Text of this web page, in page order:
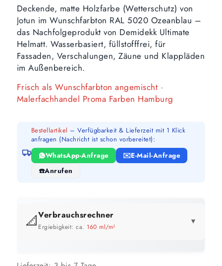
Deckende, matte Holzfarbe (Wetterschutz) von
Jotun im Wunschfarbton RAL 5020 Ozeanblau –
das Nachfolgeprodukt von Demidekk Ultimate
Helmatt. Wasserbasiert, füllstofffrei, für
Fassaden, Verschalungen, Zäune und Klappläden
im Außenbereich.
Frisch als Wunschfarbton angemischt ·
Malerfachhandel Proma Farben Hamburg
Bestellartikel – Verfügbarkeit & Lieferzeit mit 1 Klick
anfragen (Nachricht ist schon vorbereitet):
WhatsApp-Anfrage
E-Mail-Anfrage
Anrufen
📐Verbrauchsrechner
Ergiebigkeit: ca. 160 ml/m²
▼